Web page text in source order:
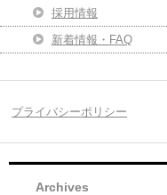
採用情報
新着情報・FAQ
プライバシーポリシー
Archives